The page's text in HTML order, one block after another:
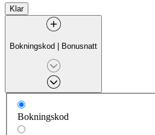
Klar
Bokningskod | Bonusnatt
Bokningskod